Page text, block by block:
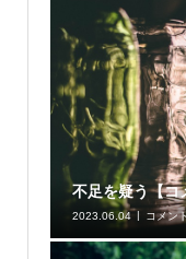
不足を疑う【コ
2023.06.04 コメン